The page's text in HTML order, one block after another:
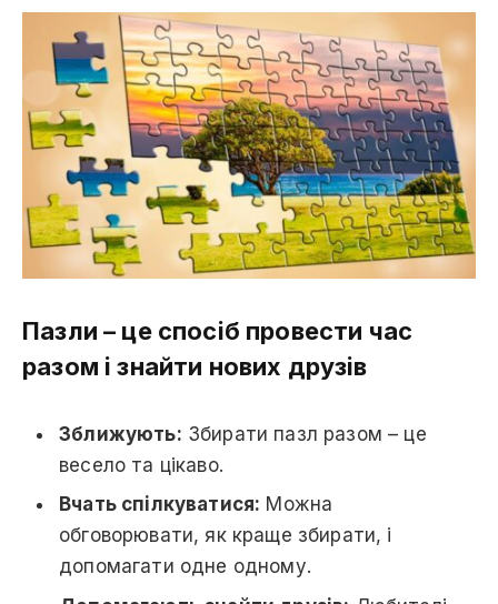
Пазли – це спосіб провести час
разом і знайти нових друзів
Зближують: Збирати пазл разом – це
весело та цікаво.
Вчать спілкуватися: Можна
обговорювати, як краще збирати, і
допомагати одне одному.